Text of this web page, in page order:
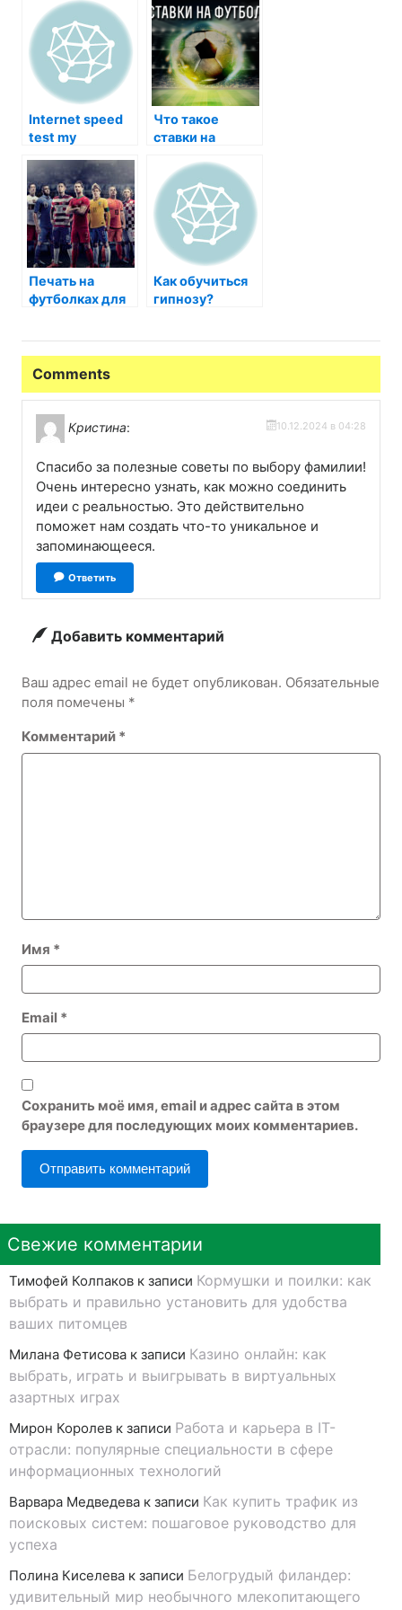
Internet speed
test my
Что такое
ставки на
Печать на
футболках для
клубов:
Особенности и
Как обучиться
гипнозу?
Comments
Кристина: 10.12.2024 в 04:28
Спасибо за полезные советы по выбору фамилии!
Очень интересно узнать, как можно соединить
идеи с реальностью. Это действительно
поможет нам создать что-то уникальное и
запоминающееся.
Ответить
Добавить комментарий
Ваш адрес email не будет опубликован. Обязательные
поля помечены *
Комментарий *
Имя *
Email *
Сохранить моё имя, email и адрес сайта в этом
браузере для последующих моих комментариев.
Свежие комментарии
Тимофей Колпаков к записи Кормушки и поилки: как
выбрать и правильно установить для удобства
ваших питомцев
Милана Фетисова к записи Казино онлайн: как
выбрать, играть и выигрывать в виртуальных
азартных играх
Мирон Королев к записи Работа и карьера в IT-
отрасли: популярные специальности в сфере
информационных технологий
Варвара Медведева к записи Как купить трафик из
поисковых систем: пошаговое руководство для
успеха
Полина Киселева к записи Белогрудый филандер:
удивительный мир необычного млекопитающего